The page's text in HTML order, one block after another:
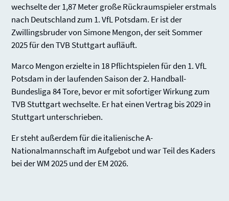
wechselte der 1,87 Meter große Rückraumspieler erstmals
nach Deutschland zum 1. VfL Potsdam. Er ist der
Zwillingsbruder von Simone Mengon, der seit Sommer
2025 für den TVB Stuttgart aufläuft.
Marco Mengon erzielte in 18 Pflichtspielen für den 1. VfL
Potsdam in der laufenden Saison der 2. Handball-
Bundesliga 84 Tore, bevor er mit sofortiger Wirkung zum
TVB Stuttgart wechselte. Er hat einen Vertrag bis 2029 in
Stuttgart unterschrieben.
Er steht außerdem für die italienische A-
Nationalmannschaft im Aufgebot und war Teil des Kaders
bei der WM 2025 und der EM 2026.